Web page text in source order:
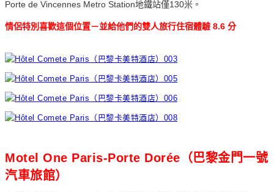
Porte de Vincennes Metro Station地鐵站僅130米。
情侶特別喜歡這個位置－並給他們的雙人旅行住宿體驗 8.6 分
Motel One Paris-Porte Dorée（巴黎金門一號
汽車旅館）